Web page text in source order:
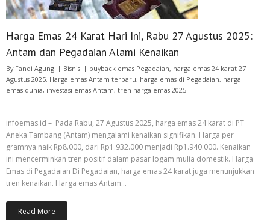
Harga Emas 24 Karat Hari Ini, Rabu 27 Agustus 2025:
Antam dan Pegadaian Alami Kenaikan
By Fandi Agung Bisnis buyback emas Pegadaian, harga emas 24 karat 27
Agustus 2025, Harga emas Antam terbaru, harga emas di Pegadaian, harga
emas dunia, investasi emas Antam, tren harga emas 2025
infoemas.id – Pada Rabu, 27 Agustus 2025, harga emas 24 karat di PT
Aneka Tambang (Antam) mengalami kenaikan signifikan. Harga per
gramnya naik Rp8.000, dari Rp1.932.000 menjadi Rp1.940.000. Kenaikan
ini mencerminkan tren positif dalam pasar logam mulia domestik. Harga
Emas di Pegadaian Di Pegadaian, harga emas 24 karat juga menunjukkan
tren kenaikan. Harga emas Antam…
Read More